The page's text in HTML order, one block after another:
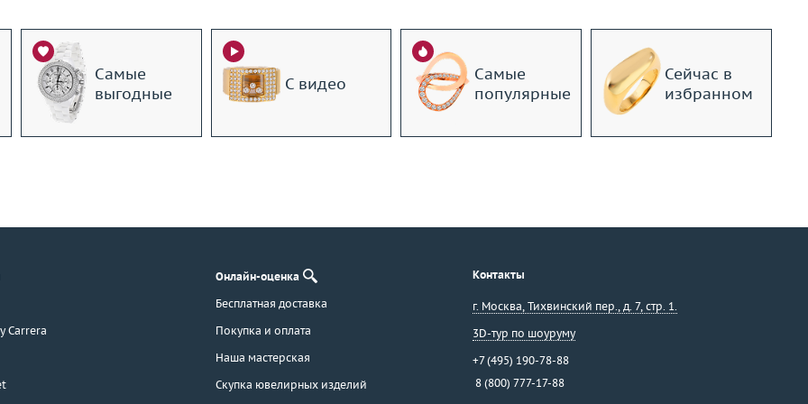
Самые
выгодные
С видео
Самые
популярные
Сейчас в
избранном
Carrera
Онлайн-оценка
Бесплатная доставка
Покупка и оплата
Наша мастерская
Скупка ювелирных изделий
Контакты
г. Москва, Тихвинский пер., д. 7, стр. 1.
3D-тур по шоуруму
+7 (495) 190-78-88
8 (800) 777-17-88